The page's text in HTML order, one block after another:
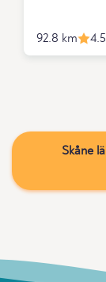
92.8 km 4.5
Skåne